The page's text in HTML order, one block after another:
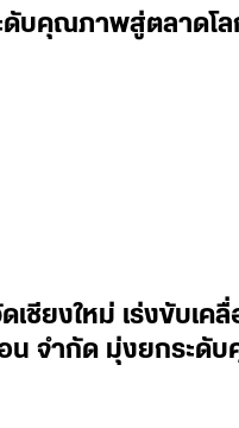
ดับคุณภาพสู่ตลาดโ
ชียงใหม่ เร่งขับเค
น จำกัด มุ่งยกระดั